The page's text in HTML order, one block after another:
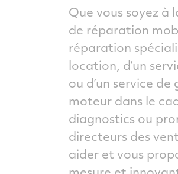
Que vous soyez à
de réparation
réparation
location, d’un
ou d’un service
moteur dans le
diagnostics ou
directeurs des
aider et vous